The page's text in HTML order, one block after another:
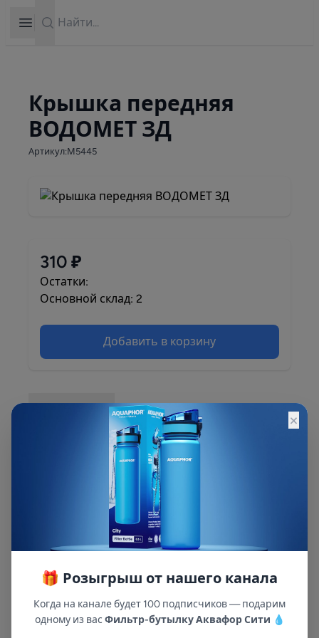
Open sidebar
Крышка передняя
ВОДОМЕТ ЗД
Артикул:М5445
310 ₽
Остатки:
Основной склад: 2
Добавить в корзину
Описание и характеристики смотрите на
×
🎁 Розыгрыш от нашего канала
Когда на канале будет 100 подписчиков — подарим
одному из вас Фильтр-бутылку Аквафор Сити 💧